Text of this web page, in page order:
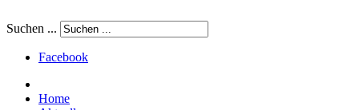
Suchen ...
Facebook
Home